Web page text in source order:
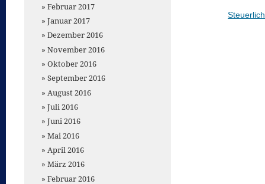
Februar 2017
Januar 2017
Dezember 2016
November 2016
Oktober 2016
September 2016
August 2016
Juli 2016
Juni 2016
Mai 2016
April 2016
März 2016
Februar 2016